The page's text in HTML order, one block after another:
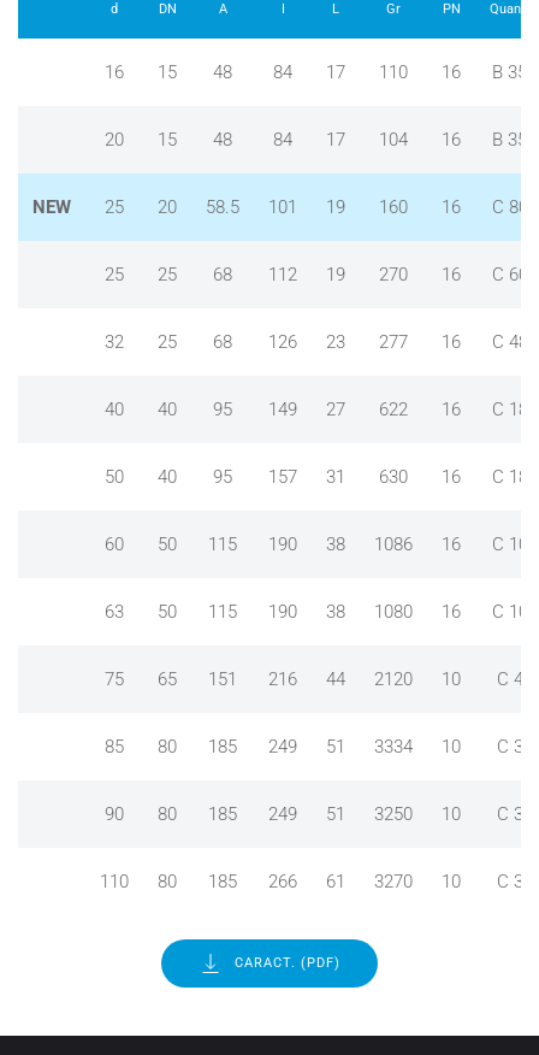
d DN A I L Gr PN Quant.
16 15 48 84 17 110 16 B 35
20 15 48 84 17 104 16 B 35
NEW 25 20 58.5 101 19 160 16 C 80
25 25 68 112 19 270 16 C 60
32 25 68 126 23 277 16 C 48
40 40 95 149 27 622 16 C 18
50 40 95 157 31 630 16 C 18
60 50 115 190 38 1086 16 C 10
63 50 115 190 38 1080 16 C 10
75 65 151 216 44 2120 10 C 4
85 80 185 249 51 3334 10 C 3
90 80 185 249 51 3250 10 C 3
110 80 185 266 61 3270 10 C 3
CARACT. (PDF)